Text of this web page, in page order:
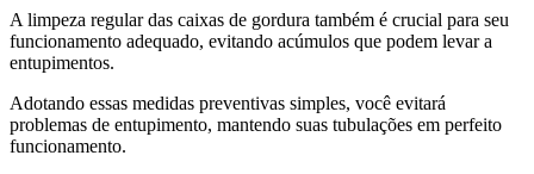
A limpeza regular das caixas de gordura também é crucial para seu
funcionamento adequado, evitando acúmulos que podem levar a
entupimentos.
Adotando essas medidas preventivas simples, você evitará
problemas de entupimento, mantendo suas tubulações em perfeito
funcionamento.